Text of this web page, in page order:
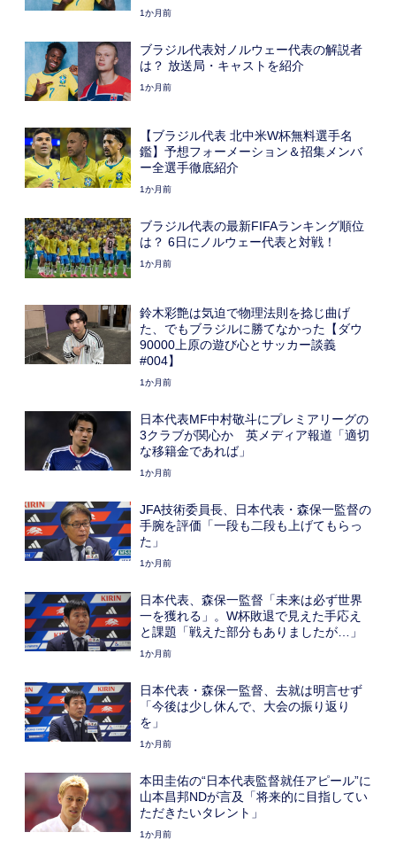
1か月前
ブラジル代表対ノルウェー代表の解説者
は？ 放送局・キャストを紹介
1か月前
【ブラジル代表 北中米W杯無料選手名
鑑】予想フォーメーション＆招集メンバ
ー全選手徹底紹介
1か月前
ブラジル代表の最新FIFAランキング順位
は？ 6日にノルウェー代表と対戦！
1か月前
鈴木彩艶は気迫で物理法則を捻じ曲げ
た、でもブラジルに勝てなかった【ダウ
90000上原の遊び心とサッカー談義
#004】
1か月前
日本代表MF中村敬斗にプレミアリーグの
3クラブが関心か 英メディア報道「適切
な移籍金であれば」
1か月前
JFA技術委員長、日本代表・森保一監督の
手腕を評価「一段も二段も上げてもらっ
た」
1か月前
日本代表、森保一監督「未来は必ず世界
一を獲れる」。W杯敗退で見えた手応え
と課題「戦えた部分もありましたが…」
1か月前
日本代表・森保一監督、去就は明言せず
「今後は少し休んで、大会の振り返り
を」
1か月前
本田圭佑の“日本代表監督就任アピール”に
山本昌邦NDが言及「将来的に目指してい
ただきたいタレント」
1か月前